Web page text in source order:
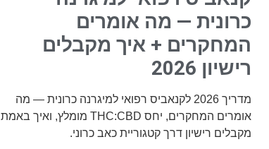
כרונית — מה אומרים
המחקרים + איך מקבלים
רישיון 2026
מדריך 2026 לקנאביס רפואי למיגרנה כרונית — מה
אומרים המחקרים, יחס THC:CBD מומלץ, ואיך באמת
מקבלים רישיון דרך קטגוריית כאב כרוני.